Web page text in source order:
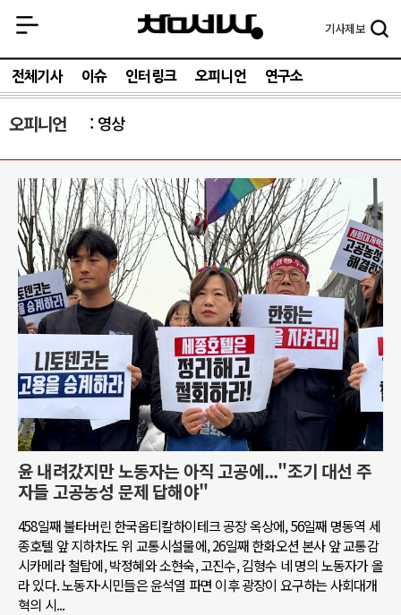
기사제보
전체기사 이슈 인터링크 오피니언 연구소
오피니언 영상
윤 내려갔지만 노동자는 아직 고공에..."조기 대선 주
자들 고공농성 문제 답해야"
458일째 불타버린 한국옵티칼하이테크 공장 옥상에, 56일째 명동역 세
종호텔 앞 지하차도 위 교통시설물에, 26일째 한화오션 본사 앞 교통감
시카메라 철탑에, 박정혜와 소현숙, 고진수, 김형수 네 명의 노동자가 올
라 있다. 노동자·시민들은 윤석열 파면 이후 광장이 요구하는 사회대개
혁의 시...